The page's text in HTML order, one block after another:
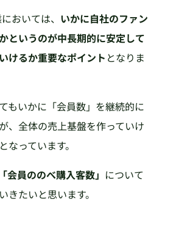
おいては、 いかに自社のファン
というのが中長期的に安定して
けるか重要なポイント となりま
もいかに「会員数」を継続的に
、全体の売上基盤を作っていけ
なっています。
「会員ののべ購入客数」 について
きたいと思います。